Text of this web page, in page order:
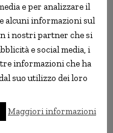
e per analizzare il
alcuni informazioni sul
i nostri partner che si
e social media, i
informazioni che ha
suo utilizzo dei loro
Maggiori informazioni